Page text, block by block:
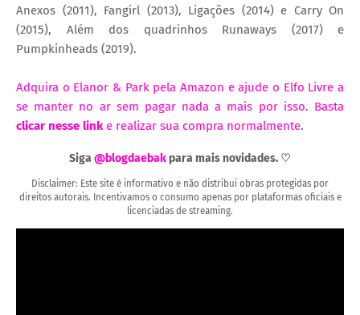
Anexos (2011), Fangirl (2013), Ligações (2014) e Carry On
(2015), Além dos quadrinhos Runaways (2017) e
Pumpkinheads (2019).
Adquira o Elanor & Park pela Amazon e ajude o Elfo Livre a
se manter no ar sem pagar nada a mais por isso. Basta
clicar nesse linke realizar sua compra normalmente.
Siga @blogdaebak para mais novidades. ♡
Disclaimer: Este site é informativo e não distribui obras protegidas por
direitos autorais. Incentivamos o consumo apenas por plataformas oficiais e
licenciadas de streaming.